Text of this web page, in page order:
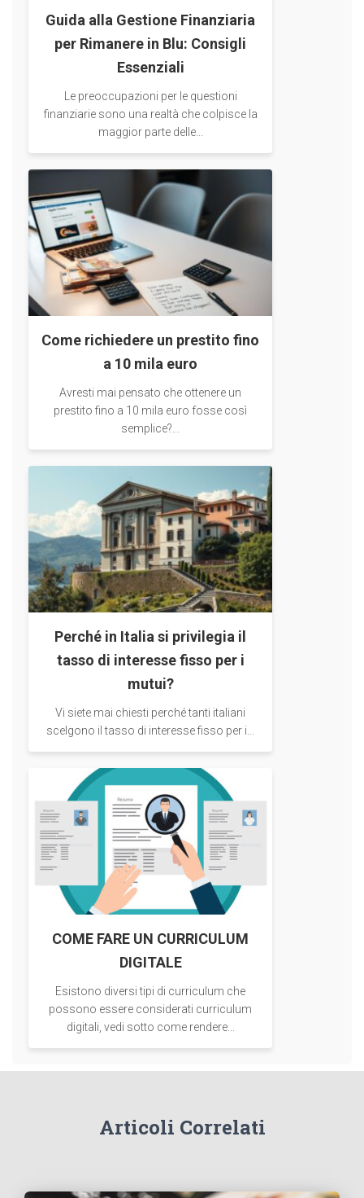
Guida alla Gestione Finanziaria
per Rimanere in Blu: Consigli
Essenziali
Le preoccupazioni per le questioni
finanziarie sono una realtà che colpisce la
maggior parte delle...
Come richiedere un prestito fino
a 10 mila euro
Avresti mai pensato che ottenere un
prestito fino a 10 mila euro fosse così
semplice?...
Perché in Italia si privilegia il
tasso di interesse fisso per i
mutui?
Vi siete mai chiesti perché tanti italiani
scelgono il tasso di interesse fisso per i...
COME FARE UN CURRICULUM
DIGITALE
Esistono diversi tipi di curriculum che
possono essere considerati curriculum
digitali, vedi sotto come rendere...
Articoli Correlati